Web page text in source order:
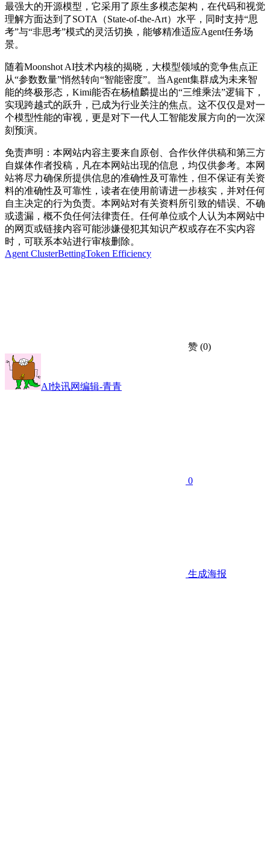
最强大的开源模型，它采用了原生多模态架构，在代码和视觉
理解方面达到了SOTA（State-of-the-Art）水平，同时支持“思
考”与“非思考”模式的灵活切换，能够精准适应Agent任务场
景。
随着Moonshot AI技术内核的揭晓，大模型领域的竞争焦点正
从“参数数量”悄然转向“智能密度”。当Agent集群成为未来智
能的终极形态，Kimi能否在杨植麟提出的“三维乘法”逻辑下，
实现跨越式的跃升，已成为行业关注的焦点。这不仅仅是对一
个模型性能的审视，更是对下一代人工智能发展方向的一次深
刻预演。
免责声明：本网站内容主要来自原创、合作伙伴供稿和第三方
自媒体作者投稿，凡在本网站出现的信息，均仅供参考。本网
站将尽力确保所提供信息的准确性及可靠性，但不保证有关资
料的准确性及可靠性，读者在使用前请进一步核实，并对任何
自主决定的行为负责。本网站对有关资料所引致的错误、不确
或遗漏，概不负任何法律责任。任何单位或个人认为本网站中
的网页或链接内容可能涉嫌侵犯其知识产权或存在不实内容
时，可联系本站进行审核删除。
Agent ClusterBettingToken Efficiency
赞 (0)
AI快讯网编辑-青青
0
生成海报